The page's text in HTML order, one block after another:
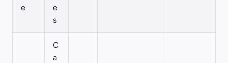
e
e
s
C
a